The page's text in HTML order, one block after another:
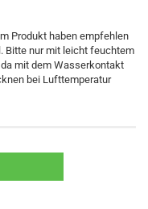
Produkt haben empfehlen
Bitte nur mit leicht feuchtem
mit dem Wasserkontakt
bei Lufttemperatur